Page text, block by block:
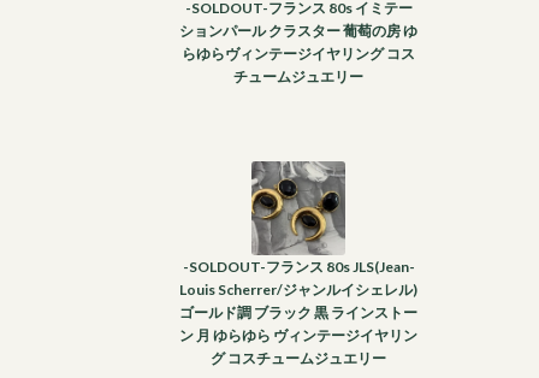
-SOLDOUT-フランス 80s イミテー
ションパール クラスター 葡萄の房 ゆ
らゆらヴィンテージイヤリング コス
チュームジュエリー
-SOLDOUT-フランス 80s JLS(Jean-
Louis Scherrer/ジャンルイシェレル)
ゴールド調 ブラック 黒 ラインストー
ン 月 ゆらゆら ヴィンテージイヤリン
グ コスチュームジュエリー